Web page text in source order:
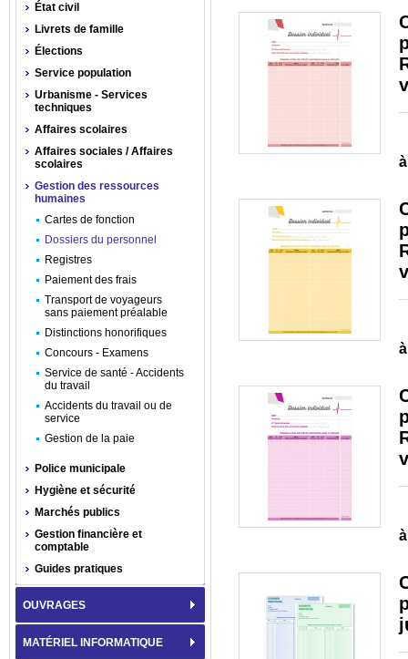
État civil
Livrets de famille
Élections
Service population
Urbanisme - Services
techniques
Affaires scolaires
Affaires sociales / Affaires
scolaires
Gestion des ressources
humaines
Cartes de fonction
Dossiers du personnel
Registres
Paiement des frais
Transport de voyageurs
sans paiement préalable
Distinctions honorifiques
Concours - Examens
Service de santé - Accidents
du travail
Accidents du travail ou de
service
Gestion de la paie
Police municipale
Hygiène et sécurité
Marchés publics
Gestion financière et
comptable
Guides pratiques
OUVRAGES
MATÉRIEL INFORMATIQUE